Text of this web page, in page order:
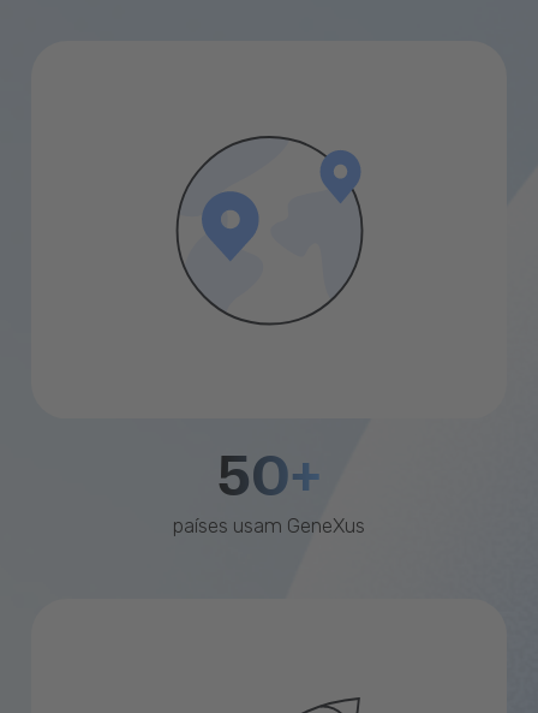
50+
países usam GeneXus